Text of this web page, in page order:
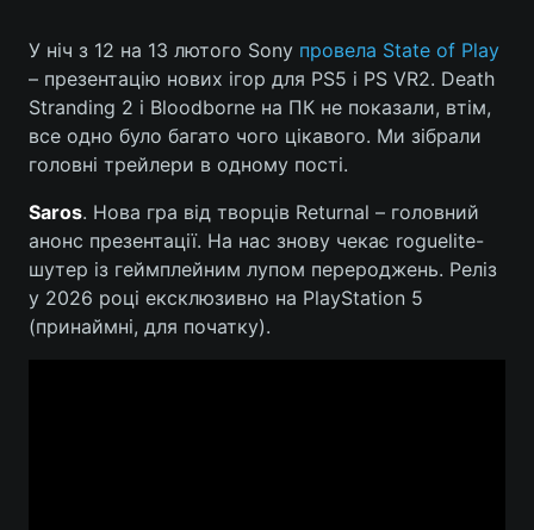
Головна Війна
Економіка Світ
Спорт Наука
Техно і зв'язок
У ніч з 12 на 13 лютого Sony провела State of Play
– презентацію нових ігор для PS5 і PS VR2. Death
Stranding 2 і Bloodborne на ПК не показали, втім,
все одно було багато чого цікавого. Ми зібрали
головні трейлери в одному пості.
Saros. Нова гра від творців Returnal – головний
анонс презентації. На нас знову чекає roguelite-
шутер із геймплейним лупом перероджень. Реліз
у 2026 році ексклюзивно на PlayStation 5
(принаймні, для початку).